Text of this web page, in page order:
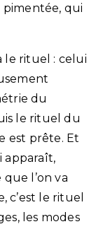
qui
le rituel : celui
du
le rituel du
est prête. Et
apparaît,
l’on va
c’est le rituel
les modes